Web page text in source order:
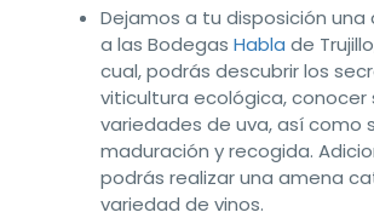
Dejamos a tu disposición
a las Bodegas Habla de
cual, podrás descubrir los
viticultura ecológica, conocer
variedades de uva, así como
maduración y recogida.
podrás realizar una amena
variedad de vinos.